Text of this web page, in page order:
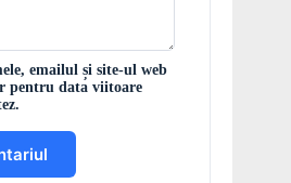
emailul și site-ul web
pentru data viitoare